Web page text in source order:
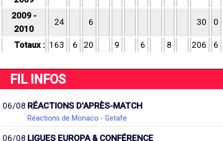
2009 -
2010
24 6 30 0
Totaux : 163 6 20 9 6 8 206 6
FIL INFOS
06/08 RÉACTIONS D'APRÈS-MATCH
Réactions de Monaco - Getafe
06/08 LIGUES EUROPA & CONFÉRENCE